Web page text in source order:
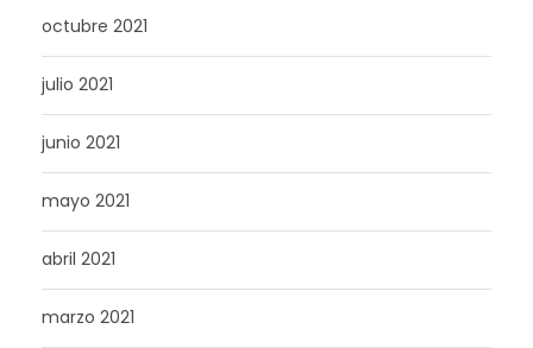
octubre 2021
julio 2021
junio 2021
mayo 2021
abril 2021
marzo 2021